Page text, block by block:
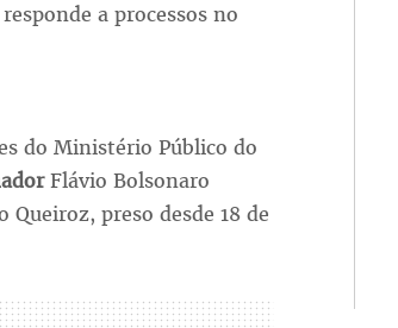
a processos no
do Ministério Público do
Flávio Bolsonaro
preso desde 18 de